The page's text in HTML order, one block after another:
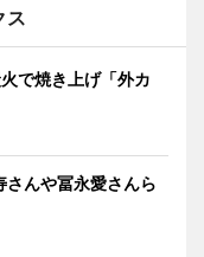
ス
で焼き上げ「外カ
んや冨永愛さんら